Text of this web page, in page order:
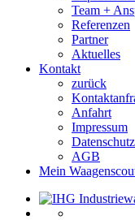
Team +
Referenzen
Partner
Aktuelles
Kontakt
zurück
Anfahrt
Impressum
Datenschutz
AGB
Mein